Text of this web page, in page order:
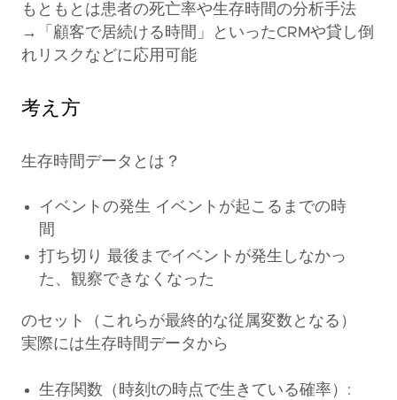
もともとは患者の死亡率や生存時間の分析手法
→「顧客で居続ける時間」といったCRMや貸し倒
れリスクなどに応用可能
考え方
生存時間データとは？
イベントの発生 イベントが起こるまでの時
間
打ち切り 最後までイベントが発生しなかっ
た、観察できなくなった
のセット（これらが最終的な従属変数となる）
実際には生存時間データから
生存関数（時刻tの時点で生きている確率）: